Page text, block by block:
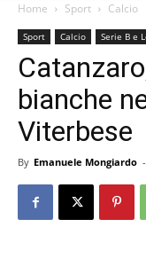
Home Sport Calcio
Sport Calcio Serie B e
bianche
Viterbese
By Emanuele Mongiardo -